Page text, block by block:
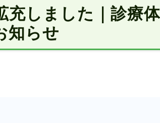
充しました｜診療
知らせ